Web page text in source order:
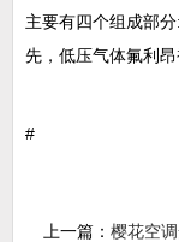
主要有四个组成部
先，低压气体氟利
#
上一篇： 樱花空